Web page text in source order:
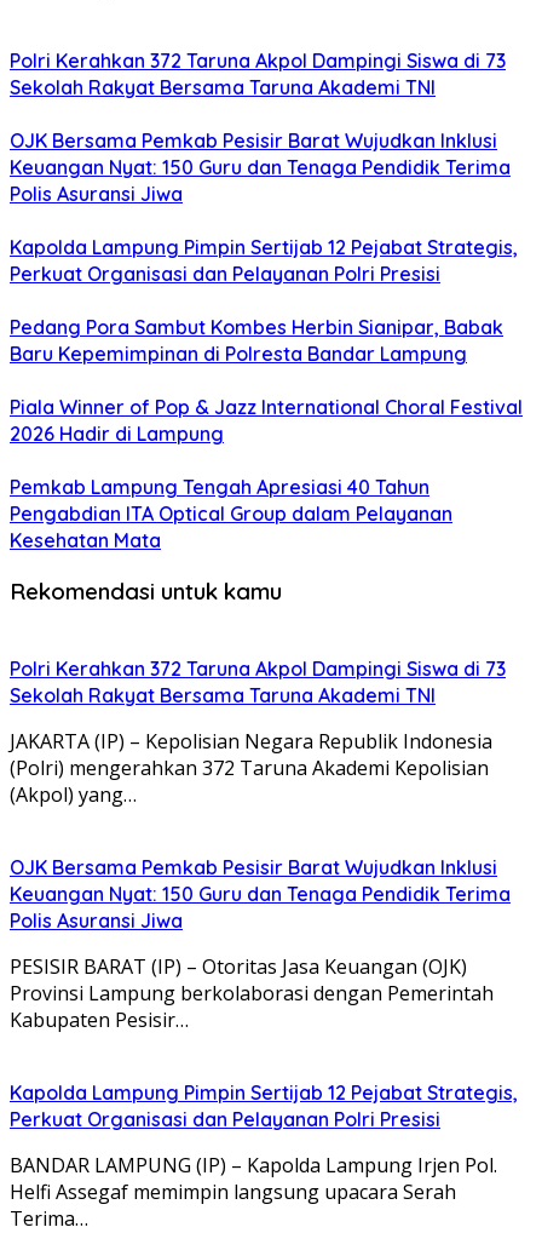
Polri Kerahkan 372 Taruna Akpol Dampingi Siswa di 73
Sekolah Rakyat Bersama Taruna Akademi TNI
OJK Bersama Pemkab Pesisir Barat Wujudkan Inklusi
Keuangan Nyat: 150 Guru dan Tenaga Pendidik Terima
Polis Asuransi Jiwa
Kapolda Lampung Pimpin Sertijab 12 Pejabat Strategis,
Perkuat Organisasi dan Pelayanan Polri Presisi
Pedang Pora Sambut Kombes Herbin Sianipar, Babak
Baru Kepemimpinan di Polresta Bandar Lampung
Piala Winner of Pop & Jazz International Choral Festival
2026 Hadir di Lampung
Pemkab Lampung Tengah Apresiasi 40 Tahun
Pengabdian ITA Optical Group dalam Pelayanan
Kesehatan Mata
Rekomendasi untuk kamu
Polri Kerahkan 372 Taruna Akpol Dampingi Siswa di 73
Sekolah Rakyat Bersama Taruna Akademi TNI
JAKARTA (IP) – Kepolisian Negara Republik Indonesia
(Polri) mengerahkan 372 Taruna Akademi Kepolisian
(Akpol) yang…
OJK Bersama Pemkab Pesisir Barat Wujudkan Inklusi
Keuangan Nyat: 150 Guru dan Tenaga Pendidik Terima
Polis Asuransi Jiwa
PESISIR BARAT (IP) – Otoritas Jasa Keuangan (OJK)
Provinsi Lampung berkolaborasi dengan Pemerintah
Kabupaten Pesisir…
Kapolda Lampung Pimpin Sertijab 12 Pejabat Strategis,
Perkuat Organisasi dan Pelayanan Polri Presisi
BANDAR LAMPUNG (IP) – Kapolda Lampung Irjen Pol.
Helfi Assegaf memimpin langsung upacara Serah
Terima…